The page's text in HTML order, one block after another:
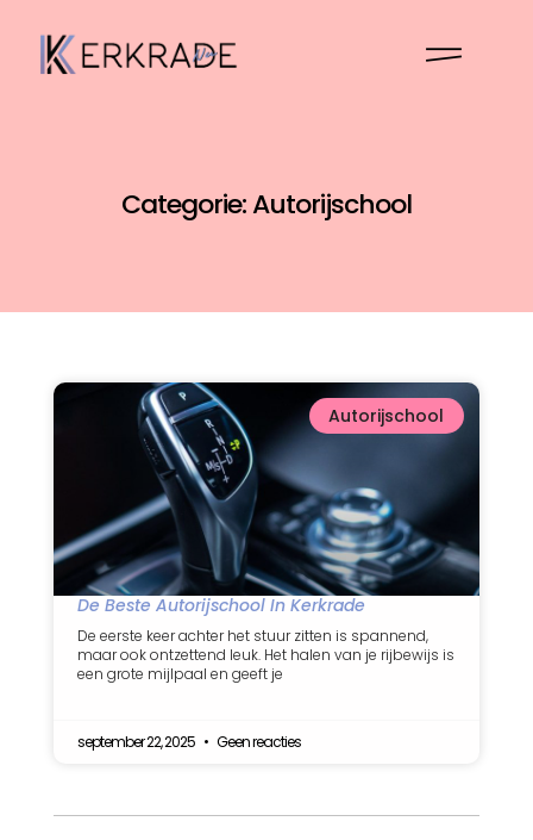
Categorie: Autorijschool
Autorijschool
De Beste Autorijschool In Kerkrade
De eerste keer achter het stuur zitten is spannend,
maar ook ontzettend leuk. Het halen van je rijbewijs is
een grote mijlpaal en geeft je
september 22, 2025 Geen reacties